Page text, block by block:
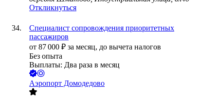
Откликнуться
Специалист сопровождения приоритетных
пассажиров
от 87 000 ₽ за месяц, до вычета налогов
Без опыта
Выплаты: Два раза в месяц
Аэропорт Домодедово